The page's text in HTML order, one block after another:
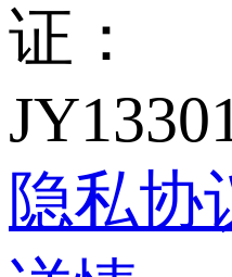
证：
隐私协